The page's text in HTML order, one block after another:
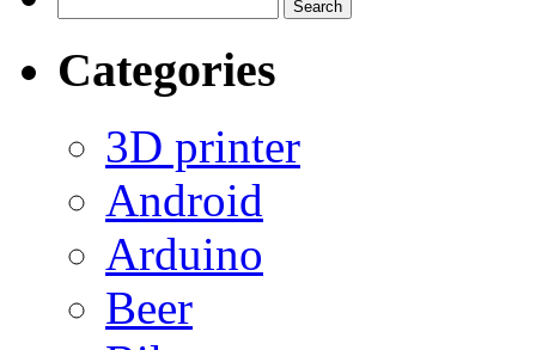
for:
Categories
3D printer
Android
Arduino
Beer